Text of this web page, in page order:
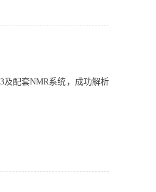
及配套NMR系统，成功解析